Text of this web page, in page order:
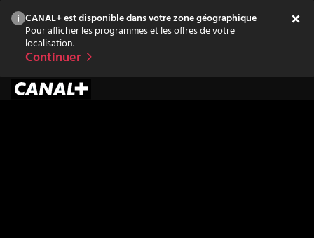
CANAL+ est disponible dans votre zone géographique
Pour afficher les programmes et les offres de votre
localisation.
Continuer